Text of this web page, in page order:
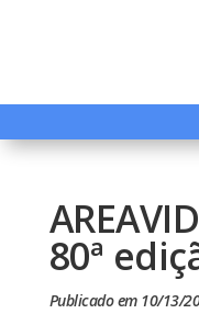
80ª
Publicado em 10/13/